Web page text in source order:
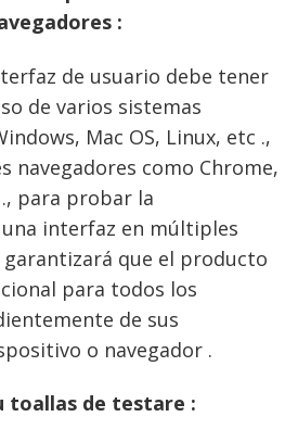
:
de usuario debe tener
de varios sistemas
Mac OS, Linux, etc .,
navegadores como Chrome,
para probar la
interfaz en múltiples
que el producto
para todos los
de sus
o navegador .
toallas de testare :